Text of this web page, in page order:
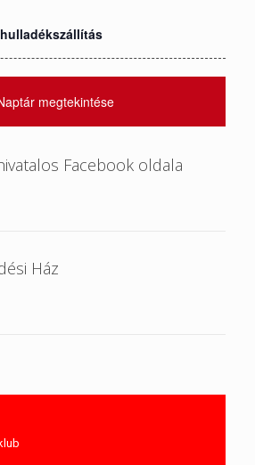
megtekintése
Facebook oldala
Ház